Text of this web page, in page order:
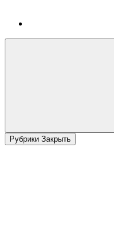
Рубрики Закрыть